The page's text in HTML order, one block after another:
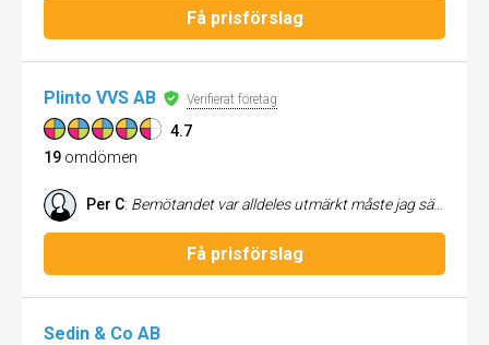
Få prisförslag
Plinto VVS AB Verifierat företag
4.7
19 omdömen
Per C: Bemötandet var alldeles utmärkt måste jag säga. Mina förväntningar uppfylldes. Jag är nöjd med Plinto VVS. Jag fick en ny toalettstol installerad i en gammal kontext. Hoppas kunna fortsätta med andra uppdrag hos oss.
Få prisförslag
Sedin & Co AB